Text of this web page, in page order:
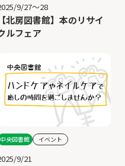
9/27～28
【北房図書館】本のリサイ
ルフェア
中央図書館 イベント
9/21